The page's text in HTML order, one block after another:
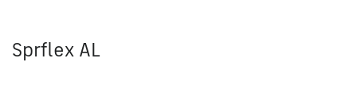
Sprflex AL